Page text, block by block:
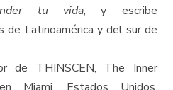
tu vida, y escribe
de Latinoamérica y del sur de
de THINSCEN, The Inner